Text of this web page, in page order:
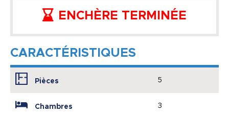
ENCHÈRE TERMINÉE
CARACTÉRISTIQUES
Pièces 5
Chambres 3